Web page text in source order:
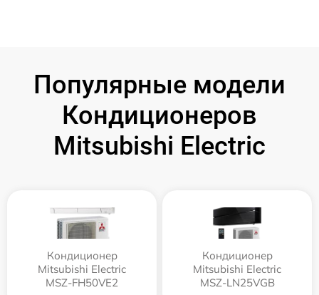
Популярные модели
Кондиционеров
Mitsubishi Electric
Кондиционер
Mitsubishi Electric
MSZ-FH50VE2
Кондиционер
Mitsubishi Electric
MSZ-LN25VGB